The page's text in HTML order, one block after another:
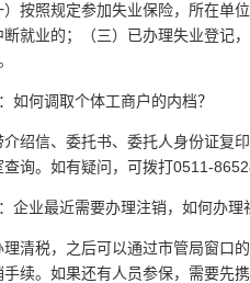
按照规定参加失业保险，所在单
就业的；（三）已办理失业登记
如何调取个体工商户的内档？
介绍信、委托书、委托人身份证复
询。如有疑问，可拨打0511-
企业最近需要办理注销，如何办理
理清税，之后可以通过市管局窗口
续。如果还有人员参保，需要先